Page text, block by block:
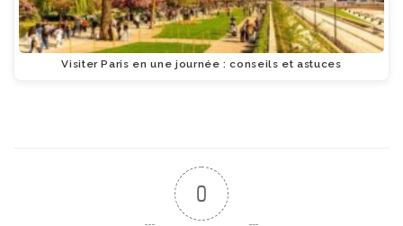
Visiter Paris en une journée : conseils et astuces
0